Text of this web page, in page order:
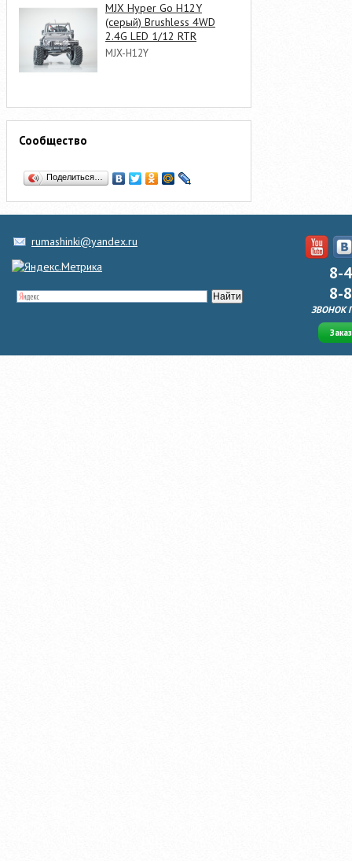
MJX Hyper Go H12Y
(серый) Brushless 4WD
2.4G LED 1/12 RTR
MJX-H12Y
Сообщество
Поделиться…
rumashinki@yandex.ru
8-
8-
ЗВОНОК